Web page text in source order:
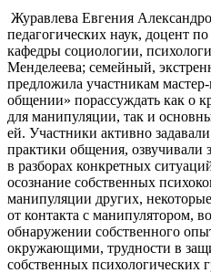
Журавлева Евгения
педагогических наук, доцент
кафедры социологии,
Менделеева; семейный,
предложила участникам
общении» порассуждать как о
для манипуляции, так и
ей. Участники активно
практики общения, озвучивали
в разборах конкретных
осознание собственных
манипуляции других,
от контакта с манипулятором,
обнаружении собственного
окружающими, трудности в
собственных психологических